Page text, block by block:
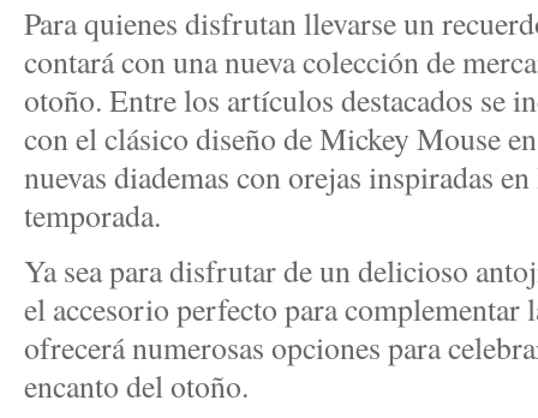
Para quienes disfrutan llevarse un
contará con una nueva colección de
otoño. Entre los artículos destacados se
con el clásico diseño de Mickey Mouse
nuevas diademas con orejas inspiradas
temporada.
Ya sea para disfrutar de un delicioso
el accesorio perfecto para
ofrecerá numerosas opciones para
encanto del otoño.